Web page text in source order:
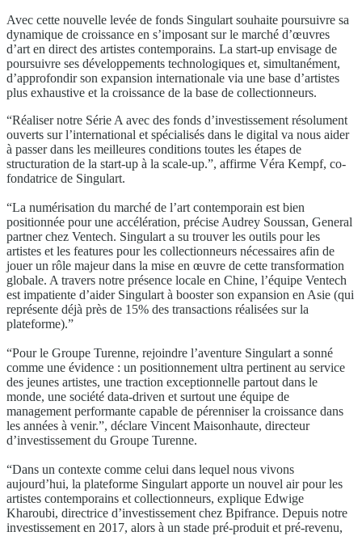
Avec cette nouvelle levée de fonds Singulart souhaite poursuivre sa
dynamique de croissance en s’imposant sur le marché d’œuvres
d’art en direct des artistes contemporains. La start-up envisage de
poursuivre ses développements technologiques et, simultanément,
d’approfondir son expansion internationale via une base d’artistes
plus exhaustive et la croissance de la base de collectionneurs.
“Réaliser notre Série A avec des fonds d’investissement résolument
ouverts sur l’international et spécialisés dans le digital va nous aider
à passer dans les meilleures conditions toutes les étapes de
structuration de la start-up à la scale-up.”, affirme Véra Kempf, co-
fondatrice de Singulart.
“La numérisation du marché de l’art contemporain est bien
positionnée pour une accélération, précise Audrey Soussan, General
partner chez Ventech. Singulart a su trouver les outils pour les
artistes et les features pour les collectionneurs nécessaires afin de
jouer un rôle majeur dans la mise en œuvre de cette transformation
globale. A travers notre présence locale en Chine, l’équipe Ventech
est impatiente d’aider Singulart à booster son expansion en Asie (qui
représente déjà près de 15% des transactions réalisées sur la
plateforme).”
“Pour le Groupe Turenne, rejoindre l’aventure Singulart a sonné
comme une évidence : un positionnement ultra pertinent au service
des jeunes artistes, une traction exceptionnelle partout dans le
monde, une société data-driven et surtout une équipe de
management performante capable de pérenniser la croissance dans
les années à venir.”, déclare Vincent Maisonhaute, directeur
d’investissement du Groupe Turenne.
“Dans un contexte comme celui dans lequel nous vivons
aujourd’hui, la plateforme Singulart apporte un nouvel air pour les
artistes contemporains et collectionneurs, explique Edwige
Kharoubi, directrice d’investissement chez Bpifrance. Depuis notre
investissement en 2017, alors à un stade pré-produit et pré-revenu,